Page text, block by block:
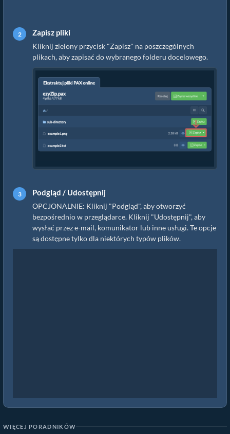
Zapisz pliki
Kliknij zielony przycisk "Zapisz" na poszczególnych
plikach, aby zapisać do wybranego folderu docelowego.
Podgląd / Udostępnij
OPCJONALNIE: Kliknij "Podgląd", aby otworzyć
bezpośrednio w przeglądarce. Kliknij "Udostępnij", aby
wysłać przez e-mail, komunikator lub inne usługi. Te opcje
są dostępne tylko dla niektórych typów plików.
WIĘCEJ PORADNIKÓW